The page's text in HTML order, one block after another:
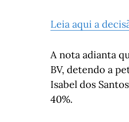
Leia aqui a
A nota adianta
BV, detendo a
Isabel dos
40%.